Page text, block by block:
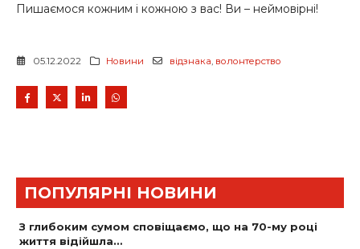
Пишаємося кожним і кожною з вас! Ви – неймовірні!
05.12.2022 Новини відзнака, волонтерство
ПОПУЛЯРНІ НОВИНИ
З глибоким сумом сповіщаємо, що на 70-му році
життя відійшла…